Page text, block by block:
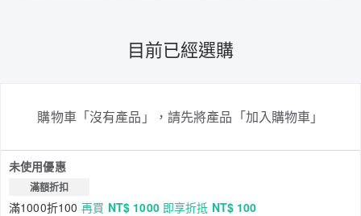
目前已經選購
購物車「沒有產品」，請先將產品「加入購物車」
未使用優惠
滿額折扣
滿1000折100 再買 NT$ 1000即享折抵 NT$ 100